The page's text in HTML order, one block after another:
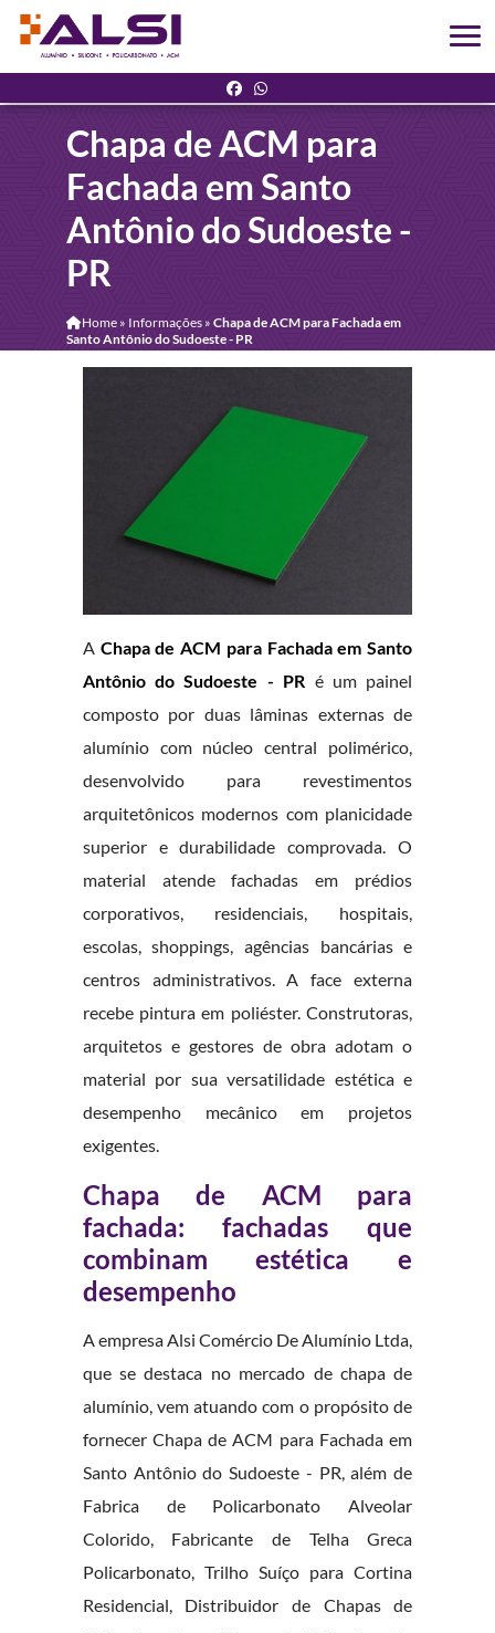
Chapa de ACM para
Fachada em Santo
Antônio do Sudoeste -
PR
Home» Informações » Chapa de ACM para Fachada em
Santo Antônio do Sudoeste - PR
A Chapa de ACM para Fachada em Santo
Antônio do Sudoeste - PR é um painel
composto por duas lâminas externas de
alumínio com núcleo central polimérico,
desenvolvido para revestimentos
arquitetônicos modernos com planicidade
superior e durabilidade comprovada. O
material atende fachadas em prédios
corporativos, residenciais, hospitais,
escolas, shoppings, agências bancárias e
centros administrativos. A face externa
recebe pintura em poliéster. Construtoras,
arquitetos e gestores de obra adotam o
material por sua versatilidade estética e
desempenho mecânico em projetos
exigentes.
Chapa de ACM para
fachada: fachadas que
combinam estética e
desempenho
A empresa Alsi Comércio De Alumínio Ltda,
que se destaca no mercado de chapa de
alumínio, vem atuando com o propósito de
fornecer Chapa de ACM para Fachada em
Santo Antônio do Sudoeste - PR, além de
Fabrica de Policarbonato Alveolar
Colorido, Fabricante de Telha Greca
Policarbonato, Trilho Suíço para Cortina
Residencial, Distribuidor de Chapas de